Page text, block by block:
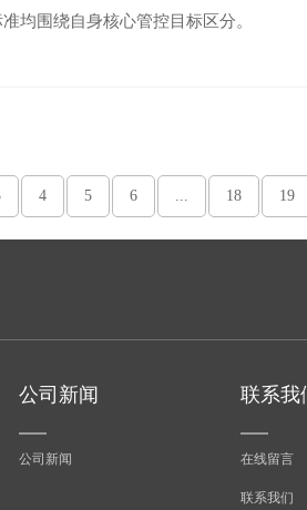
均围绕自身核心管控目标区分。
4 5 6 18 19
公司新闻
公司新闻
联系我
在线留言
联系我们